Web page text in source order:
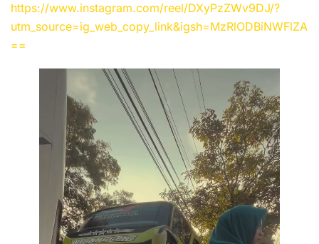
https://www.instagram.com/reel/DXyPzZWv9DJ/?
utm_source=ig_web_copy_link&igsh=MzRlODBiNWFlZA
==